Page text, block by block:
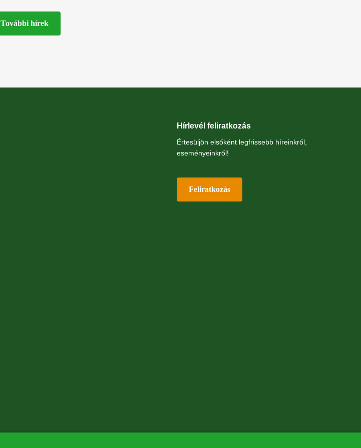
További hírek
Hírlevél feliratkozás
Értesüljön elsőként legfrissebb híreinkről,
eseményeinkről!
Feliratkozás